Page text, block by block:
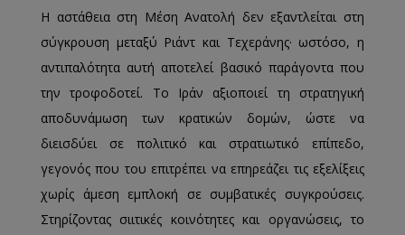
Η αστάθεια στη Μέση Ανατολή δεν εξαντλείται στη
σύγκρουση μεταξύ Ριάντ και Τεχεράνης· ωστόσο, η
αντιπαλότητα αυτή αποτελεί βασικό παράγοντα που
την τροφοδοτεί. Το Ιράν αξιοποιεί τη στρατηγική
αποδυνάμωση των κρατικών δομών, ώστε να
διεισδύει σε πολιτικό και στρατιωτικό επίπεδο,
γεγονός που του επιτρέπει να επηρεάζει τις εξελίξεις
χωρίς άμεση εμπλοκή σε συμβατικές συγκρούσεις.
Στηρίζοντας σιιτικές κοινότητες και οργανώσεις, το